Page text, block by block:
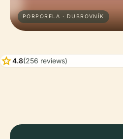
PORPORELA · DUBROVNÍK
star4.8(256 reviews)